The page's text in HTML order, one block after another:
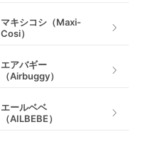
マキシコシ（Maxi-
Cosi）
エアバギー
（Airbuggy）
エールベベ
（AILBEBE）